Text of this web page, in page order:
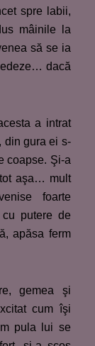
spre labii,
mâinile la
să se ia
dacă
a intrat
din gura ei s-
coapse. Şi-a
aşa… mult
foarte
putere de
apăsa ferm
gemea şi
cum îşi
pula lui se